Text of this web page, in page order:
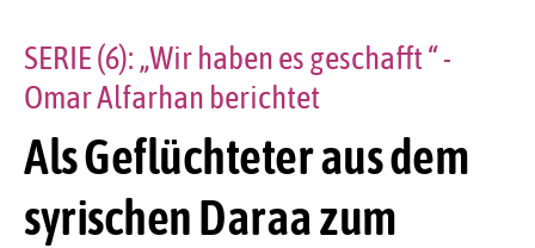
Als Geflüchteter aus dem
syrischen Daraa zum
SERIE (6): „Wir haben es geschafft “ -
Omar Alfarhan berichtet